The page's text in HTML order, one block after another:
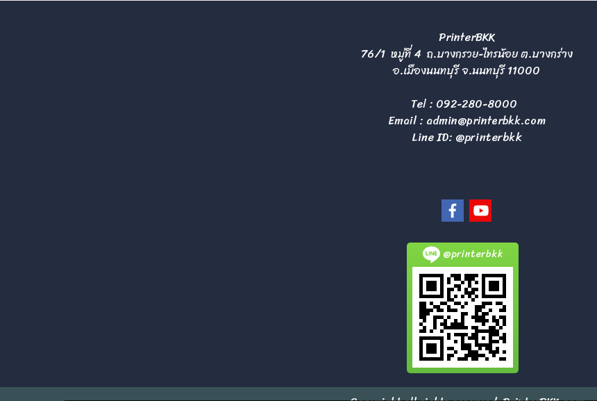
PrinterBKK
76/1 หมู่ที่ 4 ถ.บางกรวย-ไทรน้อย ต.บางกร่าง
อ.เมืองนนทบุรี จ.นนทบุรี 11000
Tel : 092-280-8000
Email : admin@printerbkk.com
Line ID: @printerbkk
@printerbkk